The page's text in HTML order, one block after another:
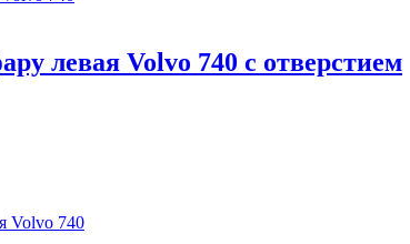
левая Volvo 740 с отверстием